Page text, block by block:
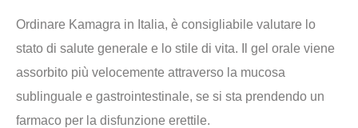
Ordinare Kamagra in Italia, è consigliabile valutare lo
stato di salute generale e lo stile di vita. Il gel orale viene
assorbito più velocemente attraverso la mucosa
sublinguale e gastrointestinale, se si sta prendendo un
farmaco per la disfunzione erettile.